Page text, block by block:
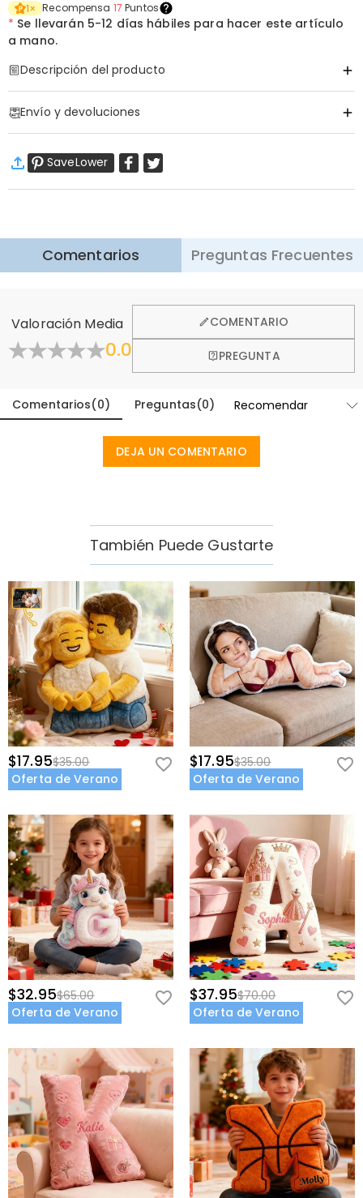
1× Recompensa 17 Puntos
* Se llevarán 5-12 días hábiles para hacer este artículo
a mano.
Descripción del producto
Envío y devoluciones
Envío Estándar:9-18
Días Laborables
Saber más
por eso ofrecemos una política de devolución de 60 días.
SaveLower
Comentarios Preguntas Frecuentes
Valoración Media
0.0
COMENTARIO
PREGUNTA
Comentarios(0) Preguntas(0)
DEJA UN COMENTARIO
También Puede Gustarte
$17.95$35.00
Oferta de Verano
$17.95$35.00
Oferta de Verano
$32.95$65.00
Oferta de Verano
$37.95$70.00
Oferta de Verano